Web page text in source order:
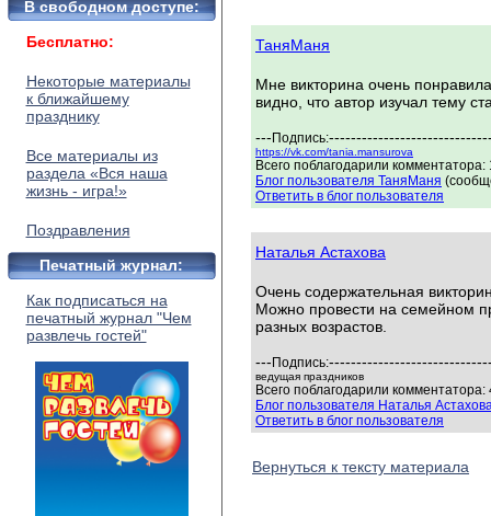
В свободном доступе:
Бесплатно:
Некоторые материалы
к ближайшему
празднику
Все материалы из
раздела «Вся наша
жизнь - игра!»
Поздравления
Печатный журнал:
Как подписаться на
печатный журнал "Чем
развлечь гостей"
ТаняМаня
Мне викторина очень
видно, что автор изучал тему
--- Подпись:
https://vk.com/tania.mansurova
Всего поблагодарили
Блог пользователя ТаняМаня
Ответить в блог пользователя
Наталья Астахова
Очень содержательная
Можно провести на семейном
разных возрастов.
--- Подпись:
ведущая праздников
Всего поблагодарили
Блог пользователя Наталья
Ответить в блог пользователя
Вернуться к тексту материала